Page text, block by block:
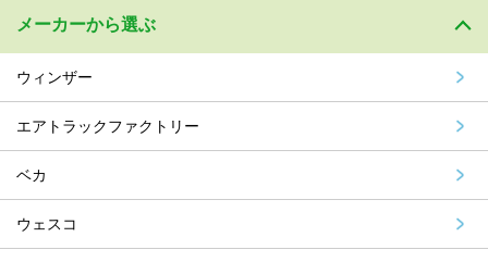
メーカーから選ぶ
ウィンザー
エアトラックファクトリー
ベカ
ウェスコ